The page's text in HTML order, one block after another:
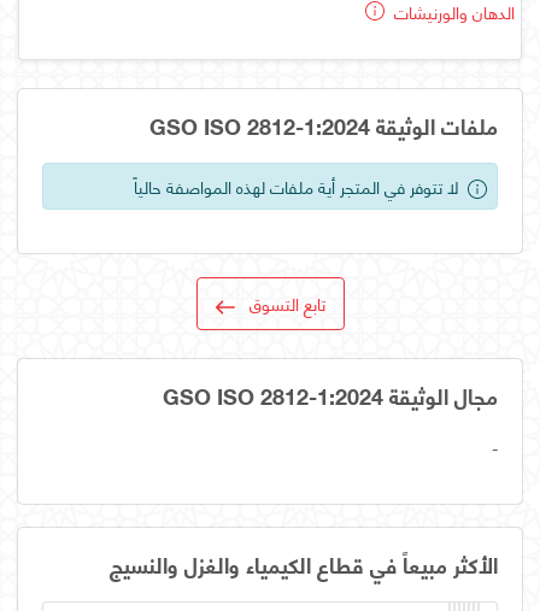
الدهان والورنيشات
ملفات الوثيقة GSO ISO 2812-1:2024
لا تتوفر في المتجر أية ملفات لهذه المواصفة حالياً
تابع التسوق
مجال الوثيقة GSO ISO 2812-1:2024
-
الأكثر مبيعاً في قطاع الكيمياء والغزل والنسيج